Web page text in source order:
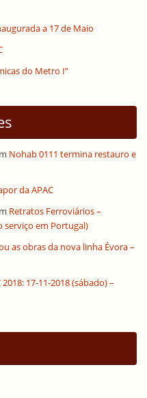
a 17 de Maio
do Metro I”
Nohab 0111 termina restauro e
da APAC
Retratos Ferroviários –
serviço em Portugal)
as obras da nova linha Évora –
17-11-2018 (sábado) –